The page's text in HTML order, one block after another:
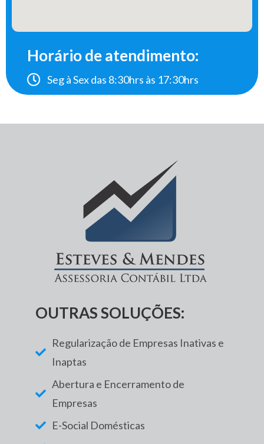
Horário de atendimento:
Seg à Sex das 8:30hrs às 17:30hrs
OUTRAS SOLUÇÕES:
Regularização de Empresas Inativas e
Inaptas
Abertura e Encerramento de
Empresas
E-Social Domésticas